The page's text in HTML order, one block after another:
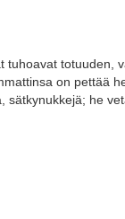
tuhoavat totuuden,
on pettää
sätkynukkejä; he